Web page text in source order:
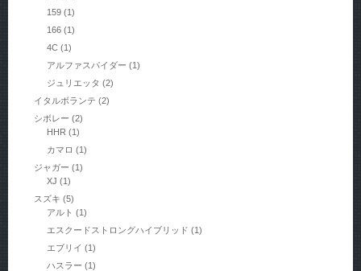
159 (1)
166 (1)
4C (1)
アルファスパイダー (1)
ジュリエッタ (2)
イタルボランテ (2)
シボレー (2)
HHR (1)
カマロ (1)
ジャガー (1)
XJ (1)
スズキ (5)
アルト (1)
エスクードストロングハイブリッド (1)
エブリイ (1)
ハスラー (1)